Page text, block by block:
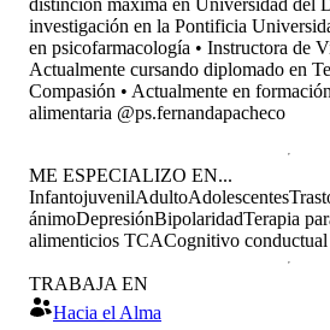
distinción máxima en Universidad del
investigación en la Pontificia
en psicofarmacología • Instructora de
Actualmente cursando diplomado en
Compasión • Actualmente en
alimentaria @ps.fernandapacheco
ME ESPECIALIZO EN...
InfantojuvenilAdultoAdolescentes
ánimoDepresiónBipolaridadTerapia
alimenticios TCACognitivo conductual
TRABAJA EN
Hacia el Alma